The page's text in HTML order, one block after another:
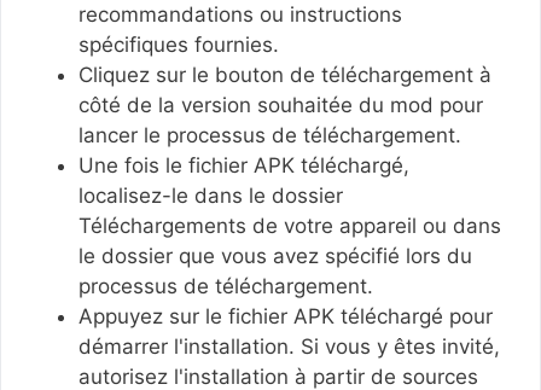
recommandations ou instructions
spécifiques fournies.
Cliquez sur le bouton de téléchargement à
côté de la version souhaitée du mod pour
lancer le processus de téléchargement.
Une fois le fichier APK téléchargé,
localisez-le dans le dossier
Téléchargements de votre appareil ou dans
le dossier que vous avez spécifié lors du
processus de téléchargement.
Appuyez sur le fichier APK téléchargé pour
démarrer l'installation. Si vous y êtes invité,
autorisez l'installation à partir de sources